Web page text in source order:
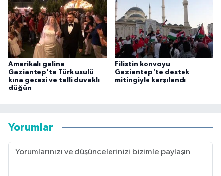
Amerikalı geline
Gaziantep'te Türk usulü
kına gecesi ve telli duvaklı
düğün
Filistin konvoyu
Gaziantep'te destek
mitingiyle karşılandı
Yorumlar